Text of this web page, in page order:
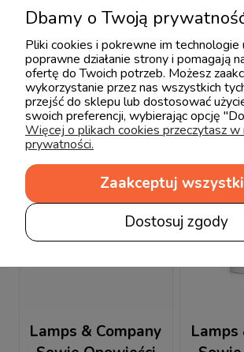
Produkty
Lamps & Company
Lamps
Dbamy o Twoją
Pliki cookies i pokrewne im technologie
poprawne działanie strony i pomagają
ofertę do Twoich potrzeb. Możesz
wykorzystanie przez nas wszystkich
przejść do sklepu lub dostosować
swoich preferencji, wybierając opcję
Więcej o plikach cookies przeczytasz
prywatności.
Dostosuj zgody
Zaakceptuj